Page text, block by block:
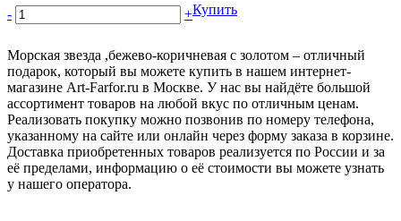
- +Купить
Морская звезда ,бежево-коричневая с золотом – отличный
подарок, который вы можете купить в нашем интернет-
магазине Art-Farfor.ru в Москве. У нас вы найдёте большой
ассортимент товаров на любой вкус по отличным ценам.
Реализовать покупку можно позвонив по номеру телефона,
указанному на сайте или онлайн через форму заказа в корзине.
Доставка приобретенных товаров реализуется по России и за
её пределами, информацию о её стоимости вы можете узнать
у нашего оператора.